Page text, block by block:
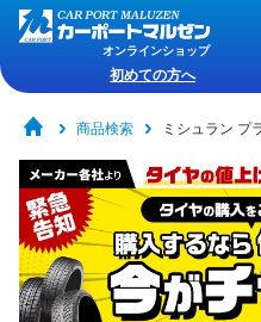
オンラインショップ
初めての方へ
商品検索 ミシュラン プ